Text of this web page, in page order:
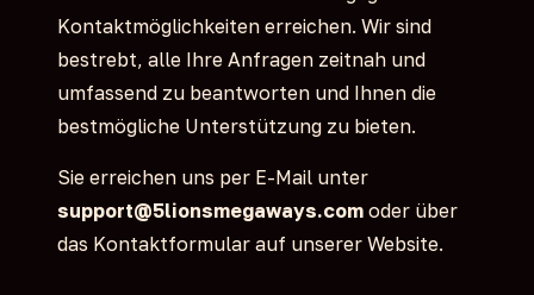
Kontaktmöglichkeiten erreichen. Wir sind
bestrebt, alle Ihre Anfragen zeitnah und
umfassend zu beantworten und Ihnen die
bestmögliche Unterstützung zu bieten.
Sie erreichen uns per E-Mail unter
support@5lionsmegaways.com oder über
das Kontaktformular auf unserer Website.